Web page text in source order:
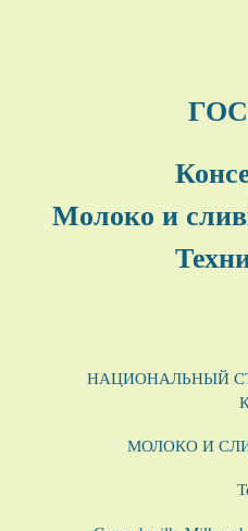
Молоко и
НАЦИОНАЛЬНЫЙ
МОЛОКО И